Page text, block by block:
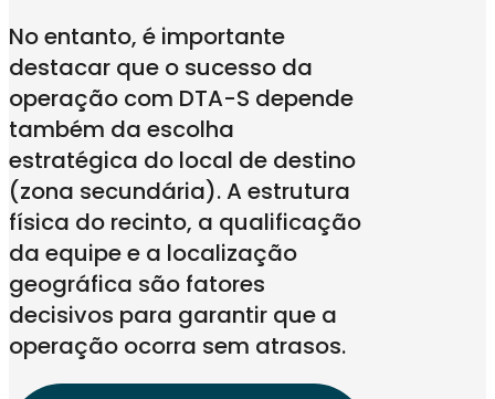
No entanto, é importante
destacar que o sucesso da
operação com DTA-S depende
também da escolha
estratégica do local de destino
(zona secundária). A estrutura
física do recinto, a qualificação
da equipe e a localização
geográfica são fatores
decisivos para garantir que a
operação ocorra sem atrasos.